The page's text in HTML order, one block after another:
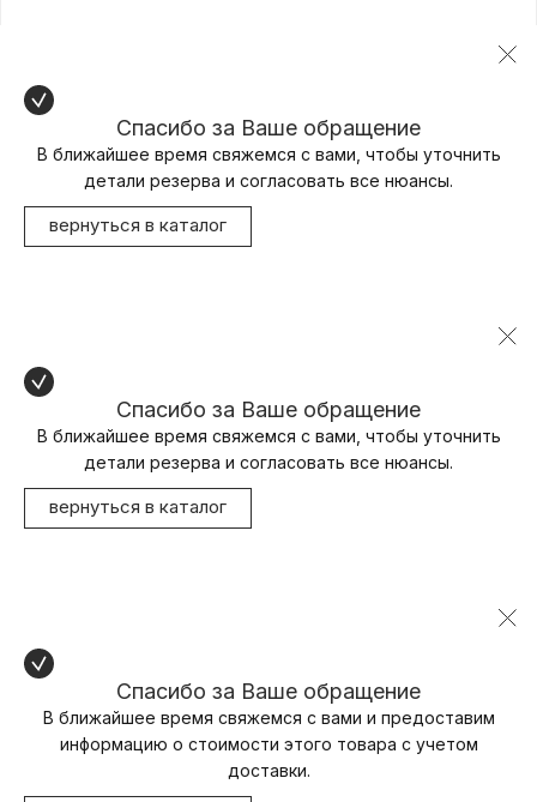
Спасибо за Ваше обращение
В ближайшее время свяжемся с вами, чтобы уточнить
детали резерва и согласовать все нюансы.
вернуться в каталог
Спасибо за Ваше обращение
В ближайшее время свяжемся с вами, чтобы уточнить
детали резерва и согласовать все нюансы.
вернуться в каталог
Спасибо за Ваше обращение
В ближайшее время свяжемся с вами и предоставим
информацию о стоимости этого товара с учетом
доставки.